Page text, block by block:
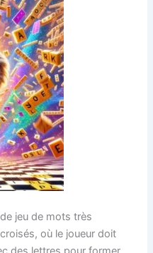
jeu de mots très
où le joueur doit